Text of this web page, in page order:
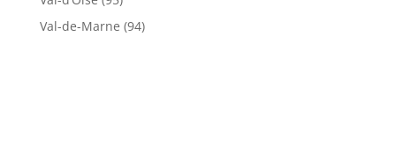
Val-de-Marne (94)